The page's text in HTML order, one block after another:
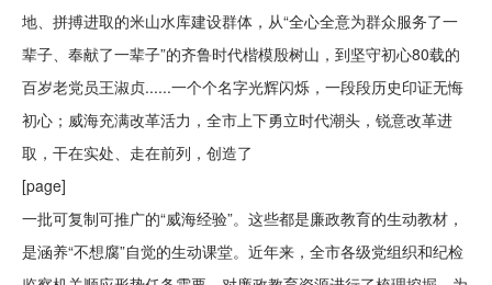
地、拼搏进取的米山水库建设群体，从“全心全意为群众服务了一
辈子、奉献了一辈子”的齐鲁时代楷模殷树山，到坚守初心80载的
百岁老党员王淑贞......一个个名字光辉闪烁，一段段历史印证无悔
初心；威海充满改革活力，全市上下勇立时代潮头，锐意改革进
取，干在实处、走在前列，创造了
[page]
一批可复制可推广的“威海经验”。这些都是廉政教育的生动教材，
是涵养“不想腐”自觉的生动课堂。近年来，全市各级党组织和纪检